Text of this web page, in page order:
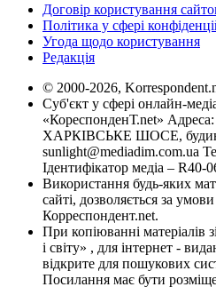
Договір користування
Політика у сфері
Угода щодо користування
Редакція
© 2000-2026,
Суб'єкт у сфері онлайн-
«КореспонденТ.net»
ХАРКІВСЬКЕ ШОСЕ,
sunlight@mediadim.com.ua
Ідентифікатор медіа – R40-
Використання будь-яких
сайті, дозволяється за
Корреспондент.net.
При копіюванні матеріалів
і світу» , для інтернет -
відкрите для пошукових
Посилання має бути